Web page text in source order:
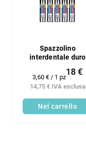
Spazzolino
interdentale duro
Listerine Reach
5xDUOPACK
14,75 € IVA esclusa
18 €
Prezzo
della
3,60 € / 1 pz
Nel carrello